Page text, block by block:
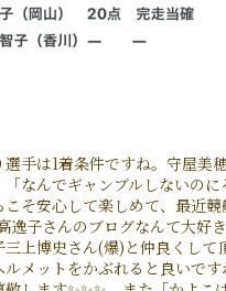
手は1着条件ですね。守屋美
「なんでギャンブルしないの
こそ安心して楽しめて、最近
子さんのブログなんて大好
三上博史さん(爆)と仲良くし
ルメットをかぶれると良いで